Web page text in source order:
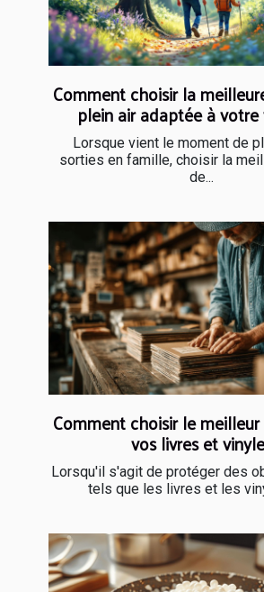
Comment choisir la
plein air adaptée à
Lorsque vient le moment de
sorties en famille, choisir la
de...
Comment choisir le
vos livres et
Lorsqu'il s'agit de protéger des
tels que les livres et les